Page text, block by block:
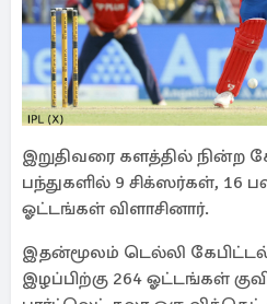
இறுதிவரை களத்தில் நின்ற
பந்துகளில் 9 சிக்ஸர்கள், 16
ஓட்டங்கள் விளாசினார்.
இதன்மூலம் டெல்லி
இழப்பிற்கு 264 ஓட்டங்கள்